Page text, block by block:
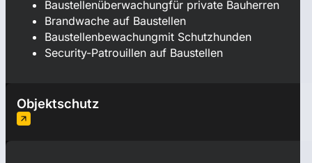
Baustellenüberwachungfür private Bauherren
Brandwache auf Baustellen
Baustellenbewachungmit Schutzhunden
Security-Patrouillen auf Baustellen
Objektschutz